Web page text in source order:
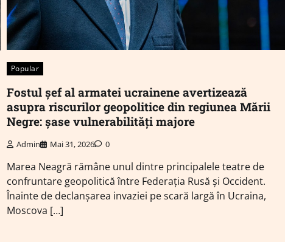
Popular
Fostul șef al armatei ucrainene avertizează
asupra riscurilor geopolitice din regiunea Mării
Negre: șase vulnerabilități majore
Admin Mai 31, 2026 0
Marea Neagră rămâne unul dintre principalele teatre de
confruntare geopolitică între Federația Rusă și Occident.
Înainte de declanșarea invaziei pe scară largă în Ucraina,
Moscova […]